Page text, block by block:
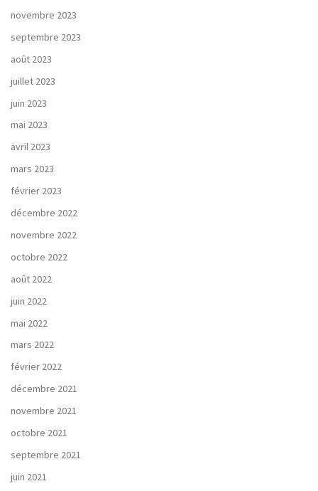
novembre 2023
septembre 2023
août 2023
juillet 2023
juin 2023
mai 2023
avril 2023
mars 2023
février 2023
décembre 2022
novembre 2022
octobre 2022
août 2022
juin 2022
mai 2022
mars 2022
février 2022
décembre 2021
novembre 2021
octobre 2021
septembre 2021
juin 2021